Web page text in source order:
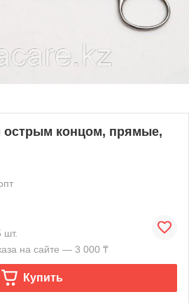
концом, прямые,
на сайте — 3 000 ₸
Купить